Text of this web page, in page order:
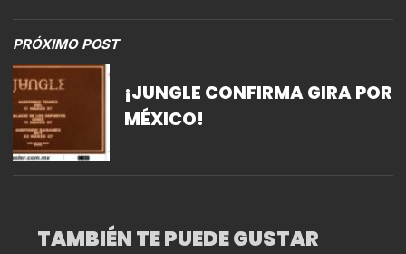
PRÓXIMO POST
¡JUNGLE CONFIRMA GIRA POR
MÉXICO!
TAMBIÉN TE PUEDE GUSTAR